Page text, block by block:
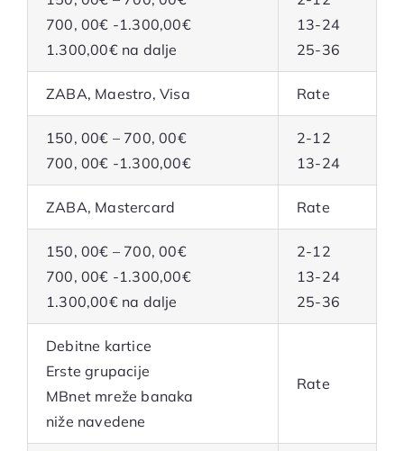
700, 00€ -1.300,00€
1.300,00€ na dalje
13-24
25-36
ZABA, Maestro, Visa Rate
150, 00€ – 700, 00€
700, 00€ -1.300,00€
2-12
13-24
ZABA, Mastercard Rate
150, 00€ – 700, 00€
700, 00€ -1.300,00€
1.300,00€ na dalje
2-12
13-24
25-36
Debitne kartice
Erste grupacije
MBnet mreže banaka
niže navedene
Rate